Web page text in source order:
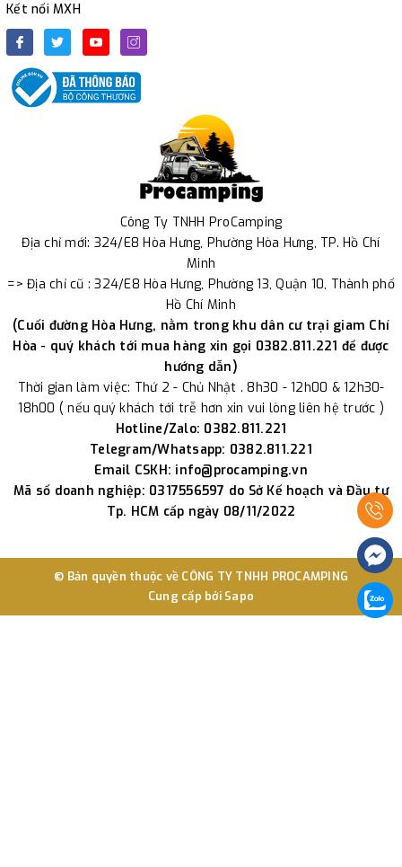
Kết nối MXH
Công Ty TNHH ProCamping
Địa chỉ mới: 324/E8 Hòa Hưng, Phường Hòa Hưng, TP. Hồ Chí
Minh
=> Địa chỉ cũ : 324/E8 Hòa Hưng, Phường 13, Quận 10, Thành phố
Hồ Chí Minh
(Cuối đường Hòa Hưng, nằm trong khu dân cư trại giam Chí
Hòa - quý khách tới mua hàng xin gọi 0382.811.221 để được
hướng dẫn)
Thời gian làm việc: Thứ 2 - Chủ Nhật . 8h30 - 12h00 & 12h30-
18h00 ( nếu quý khách tới trễ hơn xin vui lòng liên hệ trước )
Hotline/Zalo: 0382.811.221
Telegram/Whatsapp: 0382.811.221
Email CSKH: info@procamping.vn
Mã số doanh nghiệp: 0317556597 do Sở Kế hoạch và Đầu tư
Tp. HCM cấp ngày 08/11/2022
© Bản quyền thuộc về CÔNG TY TNHH PROCAMPING
Cung cấp bởi Sapo